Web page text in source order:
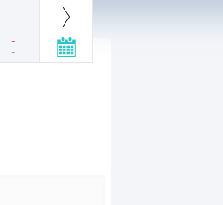
-
-